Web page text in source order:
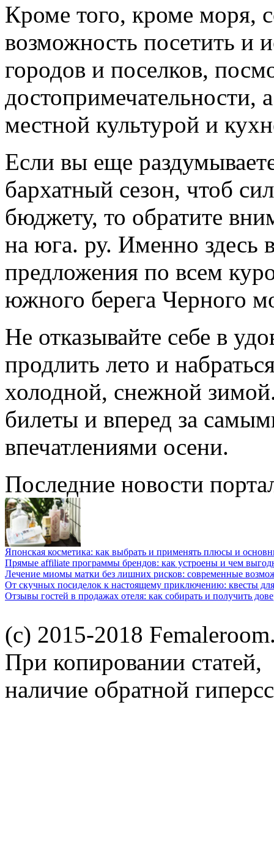
Кроме того, кроме моря,
возможность посетить и
городов и поселков,
достопримечательности,
местной культурой и
Если вы еще
бархатный сезон, чтоб
бюджету, то обратите
на юга. ру. Именно здесь
предложения по всем
южного берега Черного
Не отказывайте себе в
продлить лето и
холодной, снежной
билеты и вперед за
впечатлениями осени.
Последние новости
Японская косметика: как выбрать и применять плюсы и
Прямые affiliate программы брендов: как устроены и чем
Лечение миомы матки без лишних рисков: современные
От скучных посиделок к настоящему приключению: квесты
Отзывы гостей в продажах отеля: как собирать и получить
(c) 2015-2018
При копировании статей,
наличие обратной